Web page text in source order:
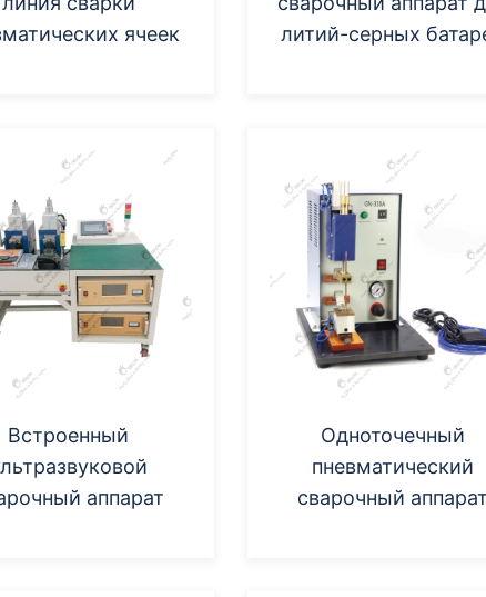
ячеек
литий-серных
Встроенный
аппарат
Одноточечный
пневматический
сварочный аппарат